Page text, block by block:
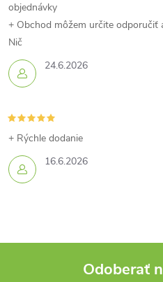
24.6.2026
objednávky
+ Obchod môžem určite odporučiť
Nič
16.6.2026
+ Rýchle dodanie
Odoberať